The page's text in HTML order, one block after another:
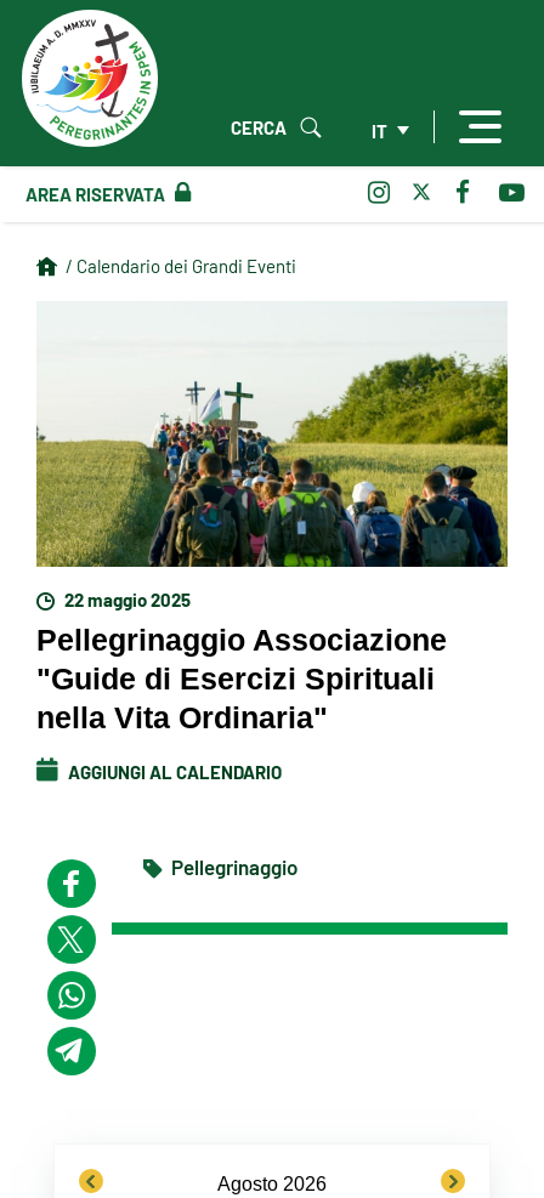
IT
CERCA
AREA RISERVATA
/ Calendario dei Grandi Eventi
22 maggio 2025
Pellegrinaggio Associazione
"Guide di Esercizi Spirituali
nella Vita Ordinaria"
AGGIUNGI AL CALENDARIO
Pellegrinaggio
previous Agosto 2026 next